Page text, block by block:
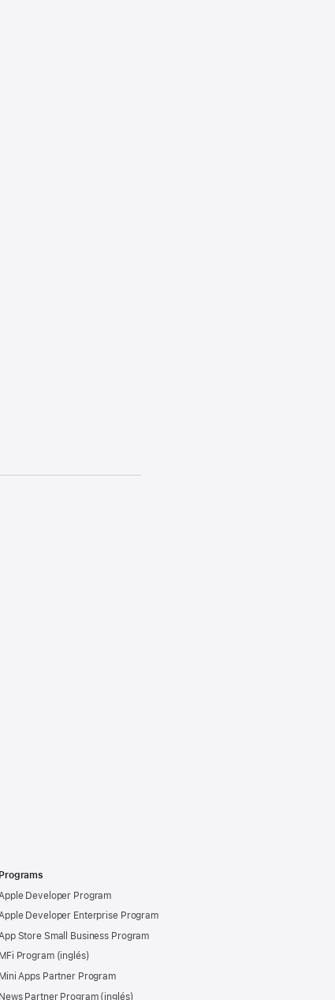
Programs
Apple Developer Program
Developer Enterprise Program
Store Small Business Program
MFi Program
Mini Apps Partner Program
News Partner Program